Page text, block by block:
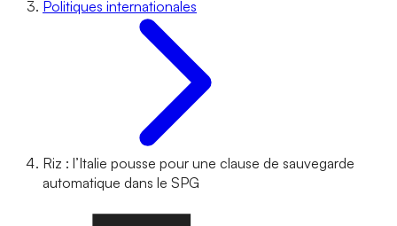
Politiques internationales
Riz : l’Italie pousse pour une clause de sauvegarde
automatique dans le SPG